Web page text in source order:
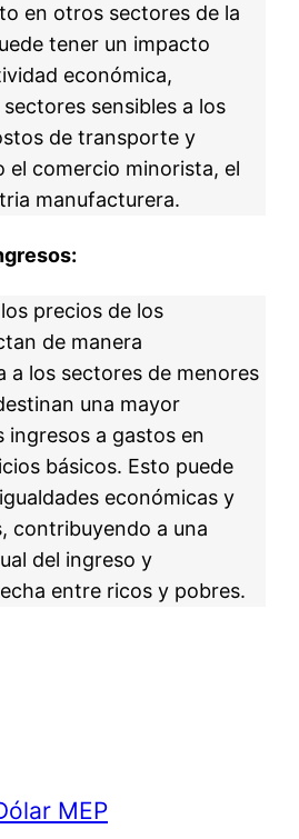
en otros sectores de la
tener un impacto
económica,
sensibles a los
de transporte y
el comercio minorista, el
manufacturera.
precios de los
de manera
a los sectores de menores
una mayor
ingresos a gastos en
básicos. Esto puede
económicas y
contribuyendo a una
del ingreso y
entre ricos y pobres.
MEP